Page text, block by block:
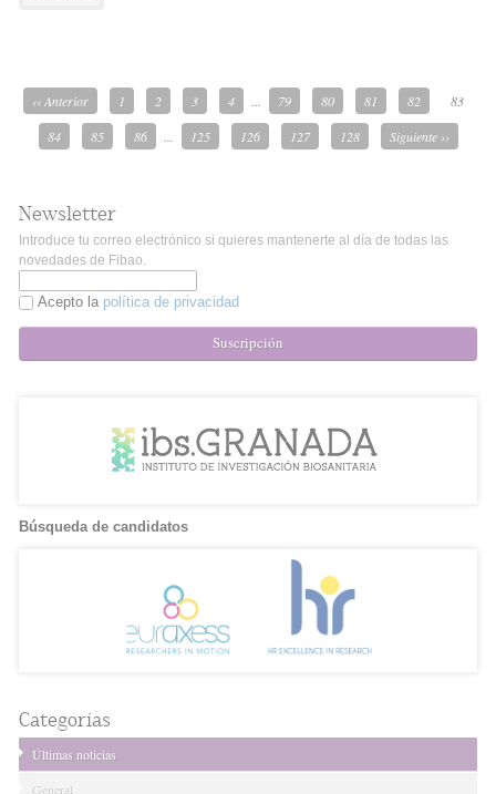
‹‹ Anterior 1 2 3 4 79 80 81 82
83
84
85 86 125 126 127 128 Siguiente ››
Newsletter
Introduce tu correo electrónico si quieres mantenerte al día de todas las
novedades de Fibao.
Acepto la política de privacidad
Suscripción
Búsqueda de candidatos
Categorías
Últimas noticias
General